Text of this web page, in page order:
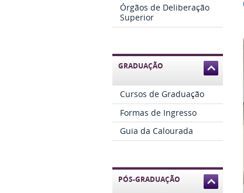
Órgãos de Deliberação
Superior
GRADUAÇÃO
Cursos de Graduação
Formas de Ingresso
Guia da Calourada
PÓS-GRADUAÇÃO